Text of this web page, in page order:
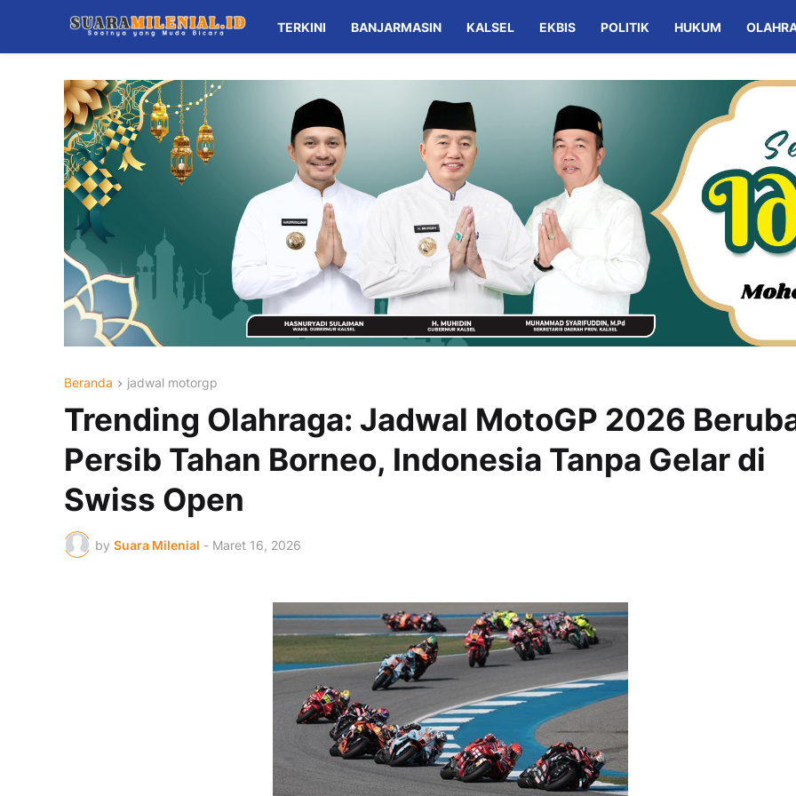
TERKINI BANJARMASIN KALSEL EKBIS POLITIK HUKUM
Beranda jadwal motorgp
Trending Olahraga: Jadwal MotoGP 2026
Persib Tahan Borneo, Indonesia Tanpa Gelar di
Swiss Open
by Suara Milenial - Maret 16, 2026